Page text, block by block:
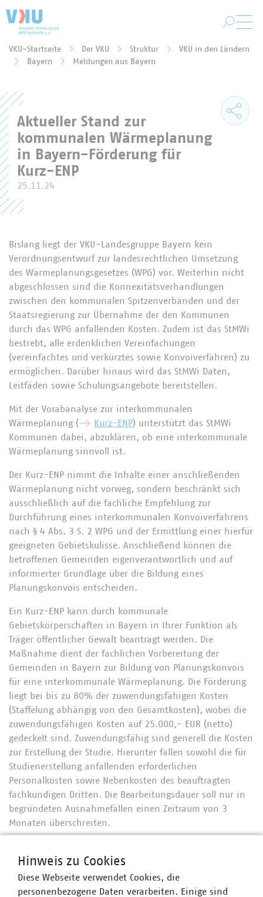
Sie befinden sich hier:
VKU-Startseite Der VKU Struktur
VKU in den Ländern
Bayern
Meldungen aus Bayern
Aktueller Stand zur
kommunalen Wärmeplanung
in Bayern-Förderung für
Kurz-ENP
25.11.24
Bislang liegt der VKU-Landesgruppe Bayern kein
Verordnungsentwurf zur landesrechtlichen Umsetzung
des Wärmeplanungsgesetzes (WPG) vor. Weiterhin nicht
abgeschlossen sind die Konnexitätsverhandlungen
zwischen den kommunalen Spitzenverbänden und der
Staatsregierung zur Übernahme der den Kommunen
durch das WPG anfallenden Kosten. Zudem ist das StMWi
bestrebt, alle erdenklichen Vereinfachungen
(vereinfachtes und verkürztes sowie Konvoiverfahren) zu
ermöglichen. Darüber hinaus wird das StMWi Daten,
Leitfäden sowie Schulungsangebote bereitstellen.
Mit der Vorabanalyse zur interkommunalen
Wärmeplanung (
Kurz-ENP) unterstützt das StMWi
Kommunen dabei, abzuklären, ob eine interkommunale
Wärmeplanung sinnvoll ist.
Der Kurz-ENP nimmt die Inhalte einer anschließenden
Wärmeplanung nicht vorweg, sondern beschränkt sich
ausschließlich auf die fachliche Empfehlung zur
Durchführung eines interkommunalen Konvoiverfahrens
nach § 4 Abs. 3 S. 2 WPG und der Ermittlung einer hierfür
geeigneten Gebietskulisse. Anschließend können die
betroffenen Gemeinden eigenverantwortlich und auf
informierter Grundlage über die Bildung eines
Planungskonvois entscheiden.
Ein Kurz-ENP kann durch kommunale
Gebietskörperschaften in Bayern in Ihrer Funktion als
Träger öffentlicher Gewalt beantragt werden. Die
Maßnahme dient der fachlichen Vorbereitung der
Gemeinden in Bayern zur Bildung von Planungskonvois
für eine interkommunale Wärmeplanung. Die Förderung
liegt bei bis zu 80% der zuwendungsfähigen Kosten
(Staffelung abhängig von den Gesamtkosten), wobei die
zuwendungsfähigen Kosten auf 25.000,- EUR (netto)
gedeckelt sind. Zuwendungsfähig sind generell die Kosten
zur Erstellung der Studie. Hierunter fallen sowohl die für
Studienerstellung anfallenden erforderlichen
Personalkosten sowie Nebenkosten des beauftragten
fachkundigen Dritten. Die Bearbeitungsdauer soll nur in
begründeten Ausnahmefällen einen Zeitraum von 3
Monaten überschreiten.
Website zum Kurz-ENP .
Hinweis zu Cookies
Diese Webseite verwendet Cookies, die
personenbezogene Daten verarbeiten. Einige sind